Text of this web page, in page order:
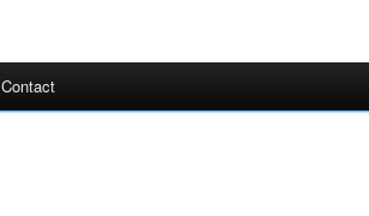
Contact